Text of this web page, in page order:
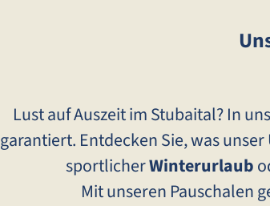
Lust auf Auszeit im Stubaital? In
garantiert. Entdecken Sie, was
sportlicherWinterurlaub
Mit unseren Pauschalen